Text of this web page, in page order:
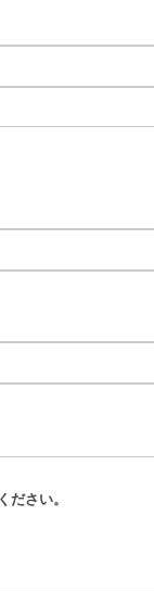
ださい。